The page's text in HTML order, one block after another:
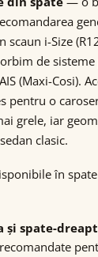
scaun i-Size
de sisteme
(Maxi-Cosi).
pentru o
grele, iar
clasic.
în
și spate-